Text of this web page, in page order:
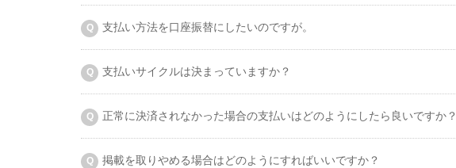
支払い方法を口座振替にしたいのですが。
支払いサイクルは決まっていますか？
正常に決済されなかった場合の支払いはどのようにしたら良いですか？
掲載を取りやめる場合はどのようにすればいいですか？